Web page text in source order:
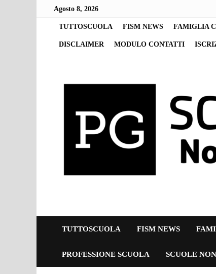
Agosto 8, 2026
TUTTOSCUOLA FISM NEWS FAMIGLIA
DISCLAIMER MODULO CONTATTI
TUTTOSCUOLA FISM NEWS
PROFESSIONE SCUOLA SCUOLE